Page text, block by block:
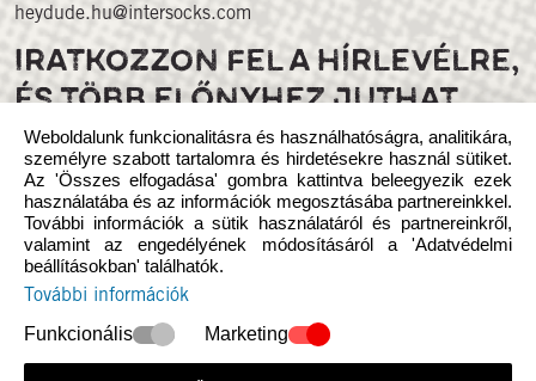
heydude.hu@intersocks.com
IRATKOZZON FEL A HÍRLEVÉLRE,
ÉS TÖBB ELŐNYHEZ JUTHAT
Kövess minket a közösségi médiában
Weboldalunk funkcionalitásra és használhatóságra, analitikára,
személyre szabott tartalomra és hirdetésekre használ sütiket.
Az 'Összes elfogadása' gombra kattintva beleegyezik ezek
használatába és az információk megosztásába partnereinkkel.
További információk a sütik használatáról és partnereinkről,
valamint az engedélyének módosításáról a 'Adatvédelmi
beállításokban' találhatók.
További információk
Funkcionális Marketing